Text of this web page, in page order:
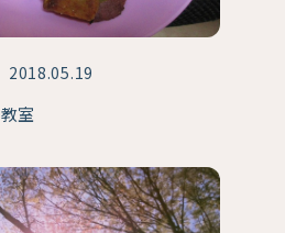
2018.05.19
室